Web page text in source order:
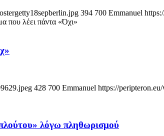
394 700 Emmanuel
που λέει πάντα «Όχι»
428 700 Emmanuel https://
λόγω πληθωρισμού